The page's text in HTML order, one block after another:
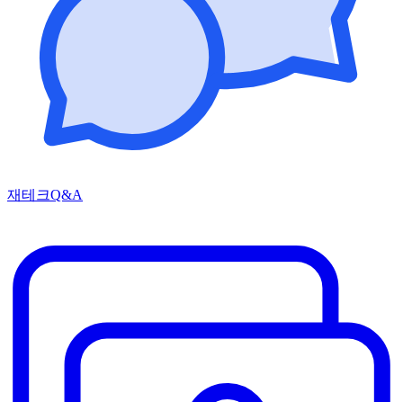
재테크Q&A